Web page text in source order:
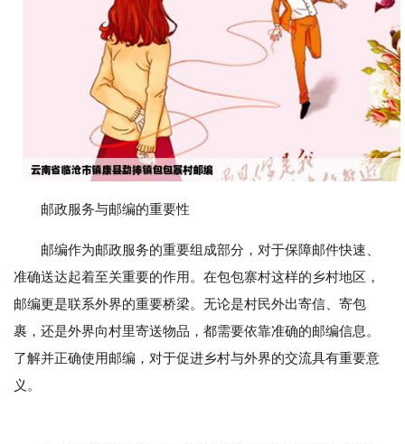
邮政服务与邮编的重要性
邮编作为邮政服务的重要组成部分，对于保障邮件快速、
准确送达起着至关重要的作用。在包包寨村这样的乡村地区，
邮编更是联系外界的重要桥梁。无论是村民外出寄信、寄包
裹，还是外界向村里寄送物品，都需要依靠准确的邮编信息。
了解并正确使用邮编，对于促进乡村与外界的交流具有重要意
义。